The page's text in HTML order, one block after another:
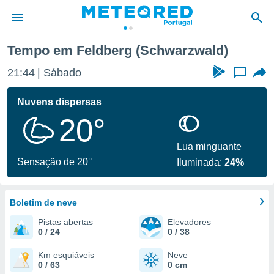
da
foi
fornecidas
a este
das
e
forma
digital
Tempo em Feldberg (Schwarzwald)
21:44 Sábado ...
Nuvens dispersas
20°
Sensação de 20°
Lua minguante
Iluminada:24%
Boletim de neve
Pistas abertas
0 / 24
Elevadores
0 / 38
Km esquiáveis
0 / 63
Neve
0 cm